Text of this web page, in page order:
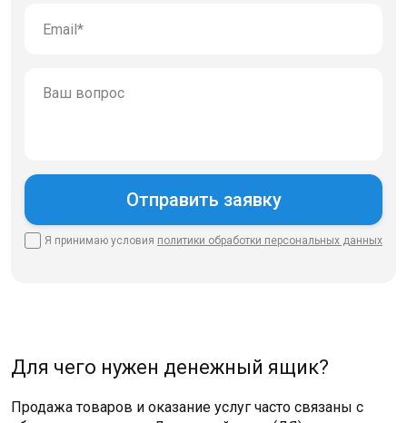
Я принимаю условия политики обработки персональных данных
Для чего нужен денежный ящик?
Продажа товаров и оказание услуг часто связаны с